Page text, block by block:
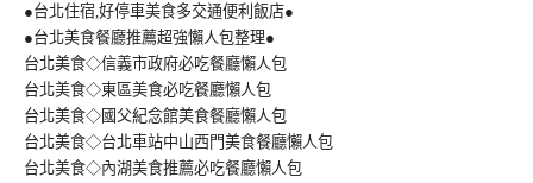
●台北住宿,好停車美食多交通便利飯店●
●台北美食餐廳推薦超強懶人包整理●
台北美食◇信義市政府必吃餐廳懶人包
台北美食◇東區美食必吃餐廳懶人包
台北美食◇國父紀念館美食餐廳懶人包
台北美食◇台北車站中山西門美食餐廳懶人包
台北美食◇內湖美食推薦必吃餐廳懶人包